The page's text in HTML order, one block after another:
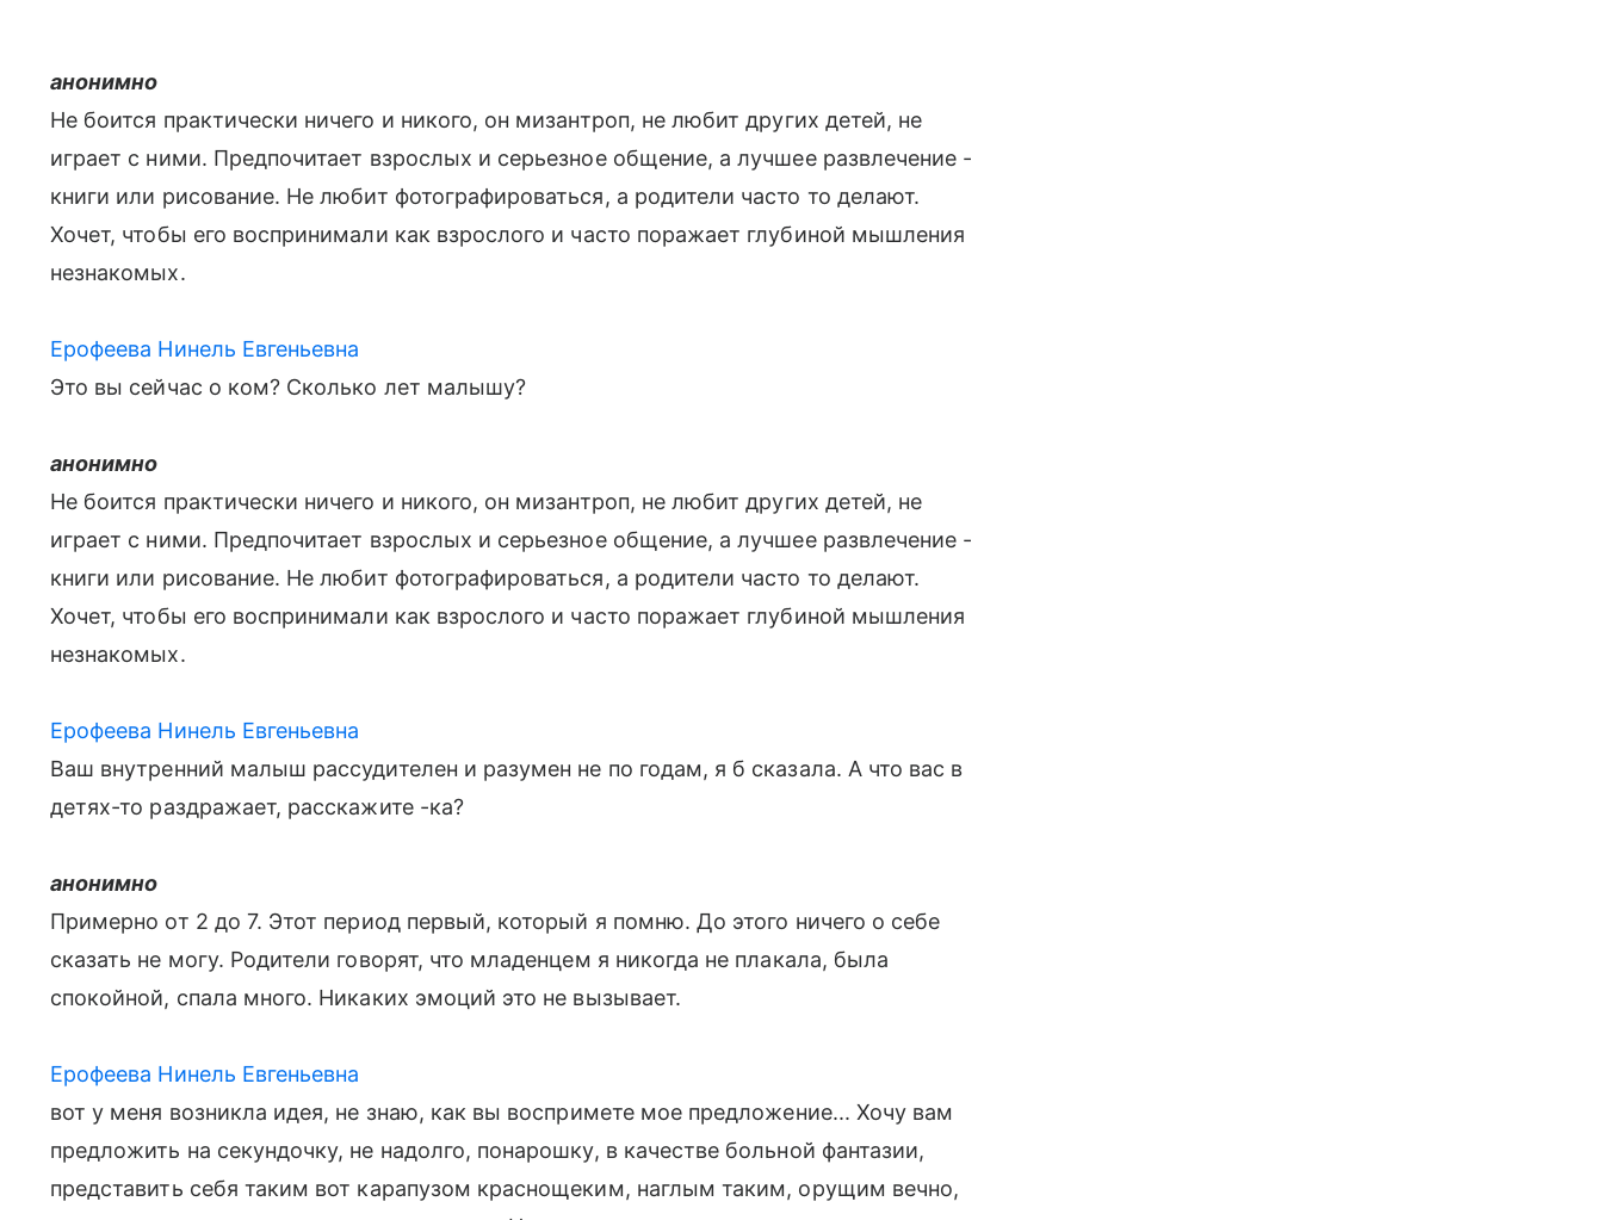
анонимно
Не боится практически ничего и никого, он мизантроп, не любит других детей, не
играет с ними. Предпочитает взрослых и серьезное общение, а лучшее развлечение -
книги или рисование. Не любит фотографироваться, а родители часто то делают.
Хочет, чтобы его воспринимали как взрослого и часто поражает глубиной мышления
незнакомых.
Ерофеева Нинель Евгеньевна
Это вы сейчас о ком? Сколько лет малышу?
анонимно
Не боится практически ничего и никого, он мизантроп, не любит других детей, не
играет с ними. Предпочитает взрослых и серьезное общение, а лучшее развлечение -
книги или рисование. Не любит фотографироваться, а родители часто то делают.
Хочет, чтобы его воспринимали как взрослого и часто поражает глубиной мышления
незнакомых.
Ерофеева Нинель Евгеньевна
Ваш внутренний малыш рассудителен и разумен не по годам, я б сказала. А что вас в
детях-то раздражает, расскажите -ка?
анонимно
Примерно от 2 до 7. Этот период первый, который я помню. До этого ничего о себе
сказать не могу. Родители говорят, что младенцем я никогда не плакала, была
спокойной, спала много. Никаких эмоций это не вызывает.
Ерофеева Нинель Евгеньевна
вот у меня возникла идея, не знаю, как вы воспримете мое предложение... Хочу вам
предложить на секундочку, не надолго, понарошку, в качестве больной фантазии,
представить себя таким вот карапузом краснощеким, наглым таким, орущим вечно,